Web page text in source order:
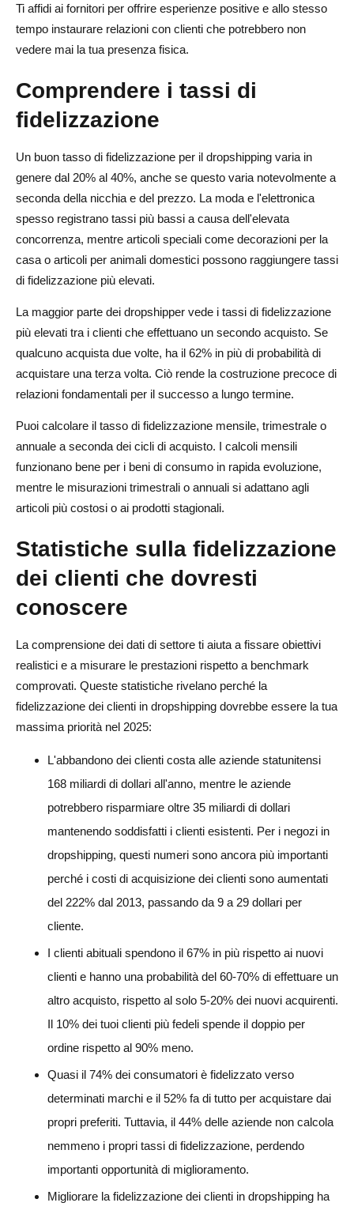
Implementazione di strategie di retention pricing
Costruisci una prova sociale
Ottimizza l'esperienza mobile
Monitora e rispondi al comportamento dei clienti
Concentrarsi sulla garanzia della qualità
Errori da evitare nel fidelizzare i clienti
Comunicazione eccessiva
Trascurare il servizio clienti
Ignorare feedback e dati
Conclusione
Domande frequenti sulla fidelizzazione clienti in
dropshipping
Qual è un buon tasso di fidelizzazione dei clienti per le
aziende di dropshipping?
Come posso calcolare con precisione il tasso di
meglio per i negozi dropshipping?
Quanto tempo devo aspettare prima di provare a
riconquistare i clienti inattivi?
Che ruolo gioca la qualità del prodotto nella
fidelizzazione dei clienti in dropshipping?
Come posso migliorare la fidelizzazione dei clienti senza
aumentare significativamente i costi?
Ti affidi ai fornitori per offrire esperienze positive e allo stesso
tempo instaurare relazioni con clienti che potrebbero non
vedere mai la tua presenza fisica.
Comprendere i tassi di
fidelizzazione
Un buon tasso di fidelizzazione per il dropshipping varia in
genere dal 20% al 40%, anche se questo varia notevolmente a
seconda della nicchia e del prezzo. La moda e l'elettronica
spesso registrano tassi più bassi a causa dell'elevata
concorrenza, mentre articoli speciali come decorazioni per la
casa o articoli per animali domestici possono raggiungere tassi
di fidelizzazione più elevati.
La maggior parte dei dropshipper vede i tassi di fidelizzazione
più elevati tra i clienti che effettuano un secondo acquisto. Se
qualcuno acquista due volte, ha il 62% in più di probabilità di
acquistare una terza volta. Ciò rende la costruzione precoce di
relazioni fondamentali per il successo a lungo termine.
Puoi calcolare il tasso di fidelizzazione mensile, trimestrale o
annuale a seconda dei cicli di acquisto. I calcoli mensili
funzionano bene per i beni di consumo in rapida evoluzione,
mentre le misurazioni trimestrali o annuali si adattano agli
articoli più costosi o ai prodotti stagionali.
Statistiche sulla fidelizzazione
dei clienti che dovresti
conoscere
La comprensione dei dati di settore ti aiuta a fissare obiettivi
realistici e a misurare le prestazioni rispetto a benchmark
comprovati. Queste statistiche rivelano perché la
fidelizzazione dei clienti in dropshipping dovrebbe essere la tua
massima priorità nel 2025:
L'abbandono dei clienti costa alle aziende statunitensi
168 miliardi di dollari all'anno, mentre le aziende
potrebbero risparmiare oltre 35 miliardi di dollari
mantenendo soddisfatti i clienti esistenti. Per i negozi in
dropshipping, questi numeri sono ancora più importanti
perché i costi di acquisizione dei clienti sono aumentati
del 222% dal 2013, passando da 9 a 29 dollari per
cliente.
I clienti abituali spendono il 67% in più rispetto ai nuovi
clienti e hanno una probabilità del 60-70% di effettuare un
altro acquisto, rispetto al solo 5-20% dei nuovi acquirenti.
Il 10% dei tuoi clienti più fedeli spende il doppio per
ordine rispetto al 90% meno.
Quasi il 74% dei consumatori è fidelizzato verso
determinati marchi e il 52% fa di tutto per acquistare dai
propri preferiti. Tuttavia, il 44% delle aziende non calcola
nemmeno i propri tassi di fidelizzazione, perdendo
importanti opportunità di miglioramento.
Migliorare la fidelizzazione dei clienti in dropshipping ha